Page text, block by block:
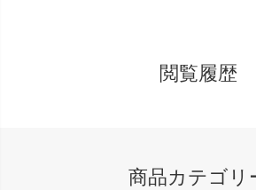
閲覧履歴
商品カテゴリ